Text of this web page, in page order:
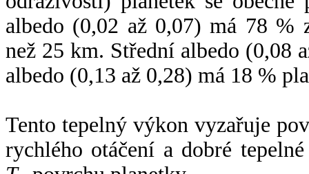
albedo (0,02 až 0,07) má 78 %
než 25 km. Střední albedo (0,08
albedo (0,13 až 0,28) má 18 %
Tento tepelný výkon vyzařuje
rychlého otáčení a dobré